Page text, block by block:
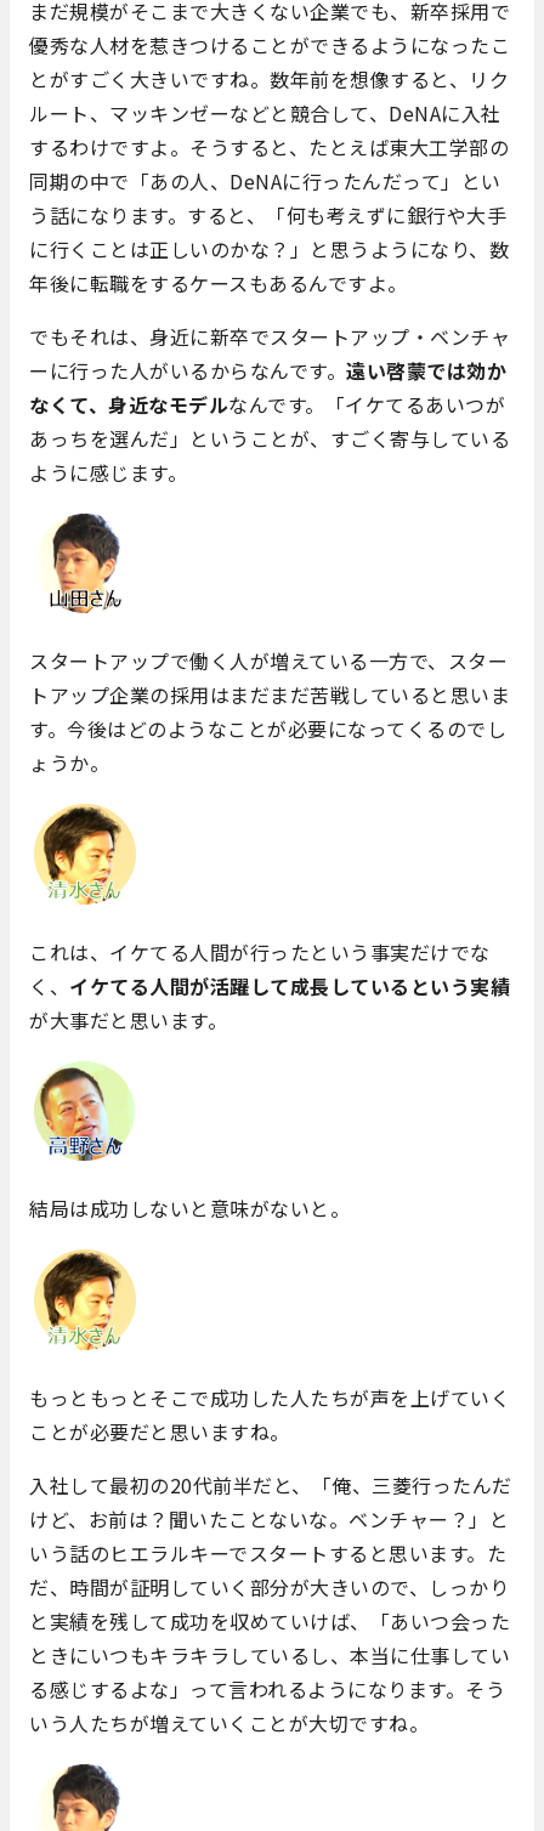
まだ規模がそこまで大きくない企業でも、新卒採用で
優秀な人材を惹きつけることができるようになったこ
とがすごく大きいですね。数年前を想像すると、リク
ルート、マッキンゼーなどと競合して、DeNAに入社
するわけですよ。そうすると、たとえば東大工学部の
同期の中で「あの人、DeNAに行ったんだって」とい
う話になります。すると、「何も考えずに銀行や大手
に行くことは正しいのかな？」と思うようになり、数
年後に転職をするケースもあるんですよ。
でもそれは、身近に新卒でスタートアップ・ベンチャ
ーに行った人がいるからなんです。 遠い啓蒙では効か
なくて、身近なモデルなんです。「イケてるあいつが
あっちを選んだ」ということが、すごく寄与している
ように感じます。
スタートアップで働く人が増えている一方で、スター
トアップ企業の採用はまだまだ苦戦していると思いま
す。今後はどのようなことが必要になってくるのでし
ょうか。
これは、イケてる人間が行ったという事実だけでな
く、 イケてる人間が活躍して成長しているという実績
が大事だと思います。
結局は成功しないと意味がないと。
もっともっとそこで成功した人たちが声を上げていく
ことが必要だと思いますね。
入社して最初の20代前半だと、「俺、三菱行ったんだ
けど、お前は？聞いたことないな。ベンチャー？」と
いう話のヒエラルキーでスタートすると思います。た
だ、時間が証明していく部分が大きいので、しっかり
と実績を残して成功を収めていけば、「あいつ会った
ときにいつもキラキラしているし、本当に仕事してい
る感じするよな」って言われるようになります。そう
いう人たちが増えていくことが大切ですね。